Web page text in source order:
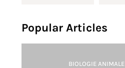
Popular Articles
BIOLOGIE ANIMALE